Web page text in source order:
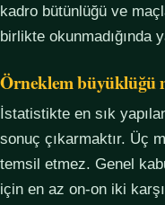
kadro bütünlüğü ve
birlikte okunmadığında
Örneklem büyüklüğü
İstatistikte en sık
sonuç çıkarmaktır. Üç
temsil etmez. Genel
için en az on-on iki